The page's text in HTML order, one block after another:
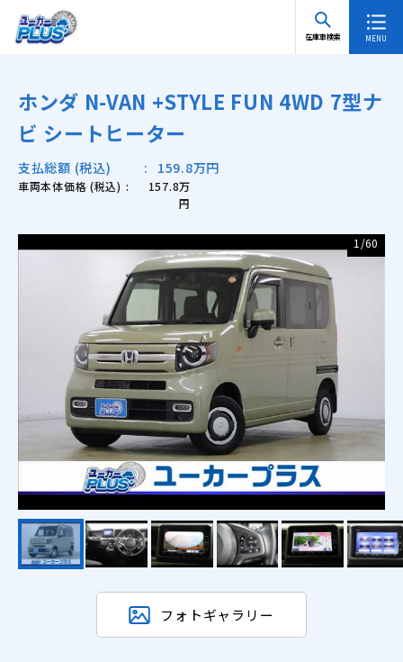
在庫車検索
TOP 在庫車検索 一覧
ホンダ N-VAN +STYLE FUN 4WD 7型ナビ シート
ヒーター
ホンダ N-VAN +STYLE FUN 4WD 7型ナ
ビ シートヒーター
支払総額 (税込) 159.8万円
車両本体価格 (税込)
157.8万
円
1 /60
フォトギャラリー